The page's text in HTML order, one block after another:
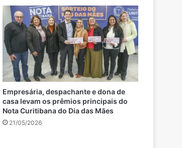
Empresária, despachante e dona de
casa levam os prêmios principais do
Nota Curitibana do Dia das Mães
21/05/2026